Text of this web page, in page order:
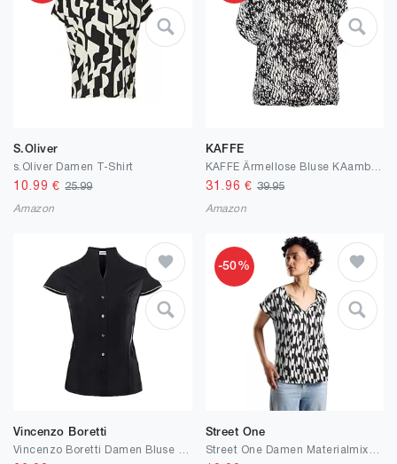
S.Oliver
s.Oliver Damen T-Shirt
10.99 €25.99
Amazon
KAFFE
31.96 € 39.95
Amazon
Vincenzo Boretti
-50%
Street One